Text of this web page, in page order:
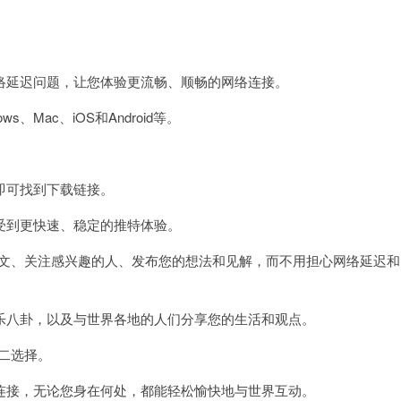
问题，让您体验更流畅、顺畅的网络连接。
Mac、iOS和Android等。
找到下载链接。
快速、稳定的推特体验。
注感兴趣的人、发布您的想法和见解，而不用担心网络延迟和
，以及与世界各地的人们分享您的生活和观点。
择。
无论您身在何处，都能轻松愉快地与世界互动。